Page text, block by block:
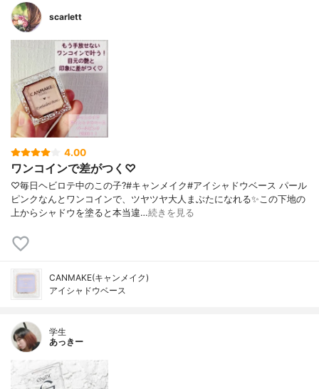
scarlett
4.00
ワンコインで差がつく♡
♡毎日ヘビロテ中のこの子?#キャンメイク#アイシャドウベース パール
ピンクなんとワンコインで、ツヤツヤ大人まぶたになれる✨この下地の
上からシャドウを塗ると本当違…続きを見る
CANMAKE(キャンメイク)
アイシャドウベース
学生
あっきー